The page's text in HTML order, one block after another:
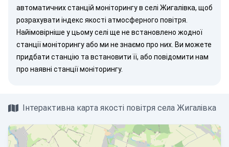
автоматичних станцій моніторингу в селі Жигалівка, щоб
розрахувати індекс якості атмосферного повітря.
Найімовірніше у цьому селі ще не встановлено жодної
станції моніторингу або ми не знаємо про них. Ви можете
придбати станцію та встановити її, або повідомити нам
про наявні станції моніторингу.
Інтерактивна карта якості повітря села Жигалівка